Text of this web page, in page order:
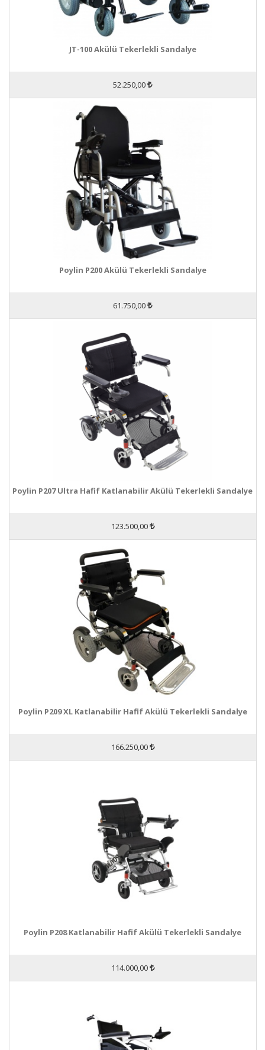
JT-100 Akülü Tekerlekli Sandalye
52.250,00
Poylin P200 Akülü Tekerlekli Sandalye
61.750,00
Poylin P207 Ultra Hafif Katlanabilir Akülü Tekerlekli Sandalye
123.500,00
Poylin P209 XL Katlanabilir Hafif Akülü Tekerlekli Sandalye
166.250,00
Poylin P208 Katlanabilir Hafif Akülü Tekerlekli Sandalye
114.000,00